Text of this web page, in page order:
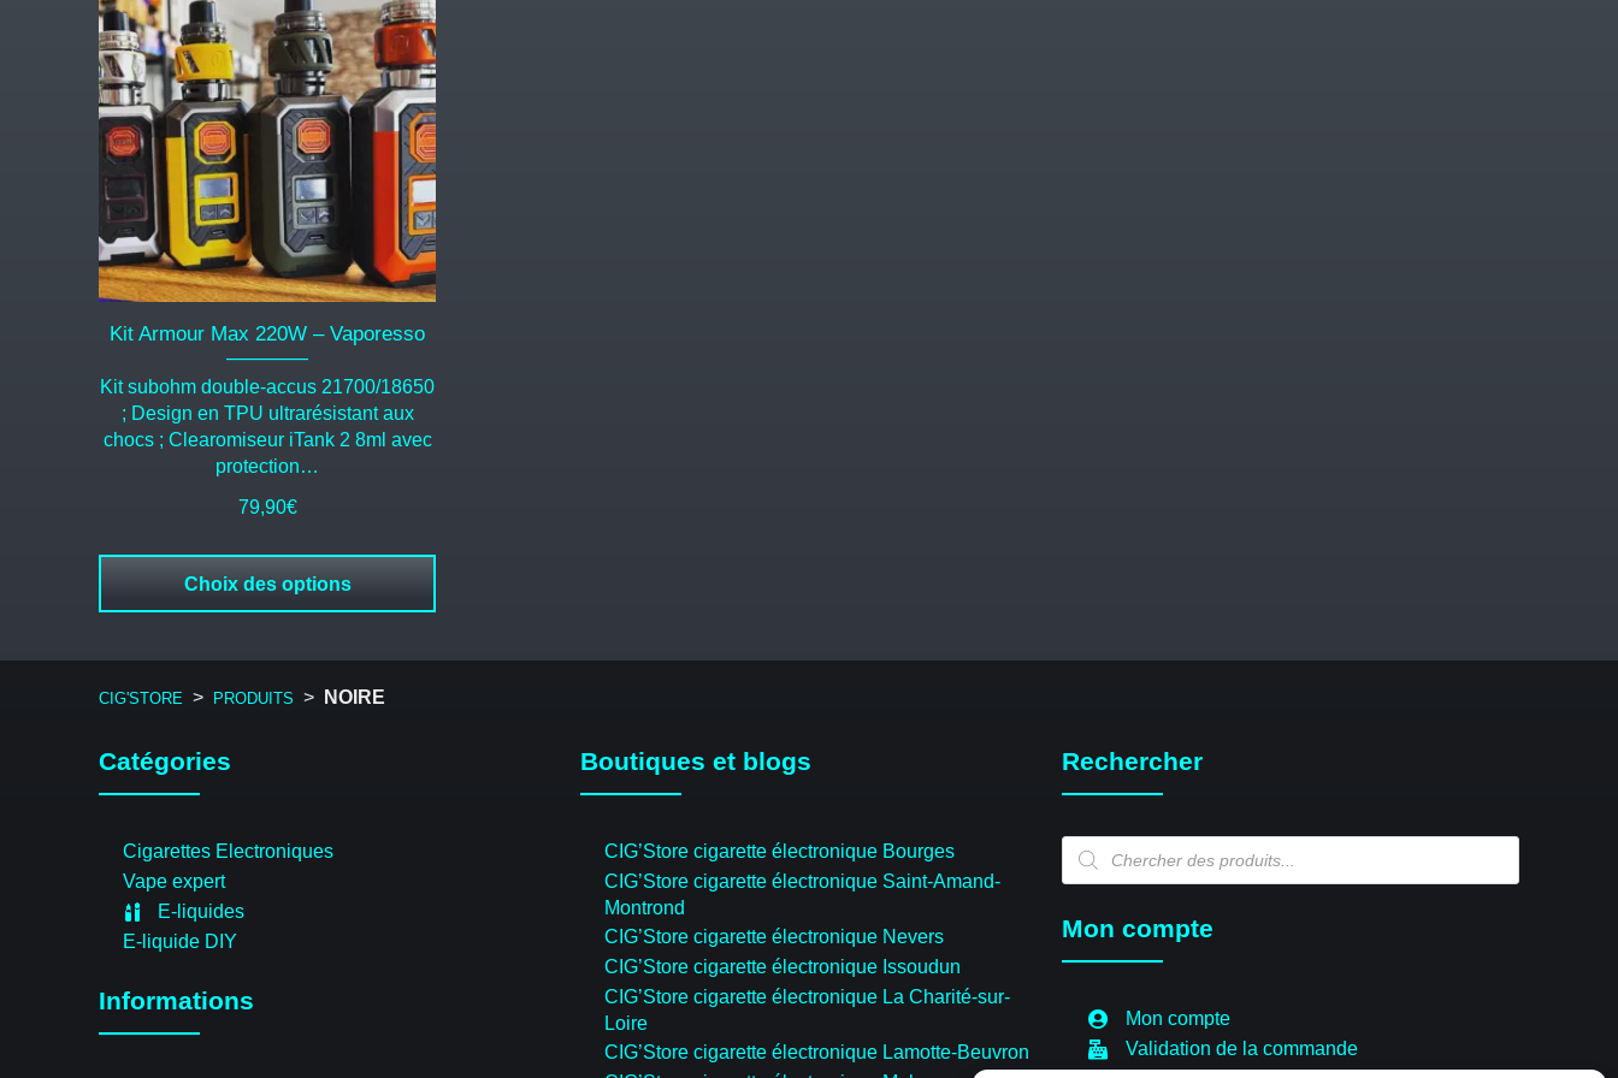
Kit Armour Max 220W – Vaporesso
Kit subohm double-accus 21700/18650
; Design en TPU ultrarésistant aux
chocs ; Clearomiseur iTank 2 8ml avec
protection…
79,90€
Choix des options
a
plusieurs
variations.
Les
options
peuvent
être
choisies
sur
la
page
produit
CIG'STORE > PRODUITS > NOIRE
Catégories
Cigarettes Electroniques
Vape expert
E-liquides
E-liquide DIY
Informations
Boutiques et blogs
CIG’Store cigarette électronique Bourges
CIG’Store cigarette électronique Saint-Amand-
Montrond
CIG’Store cigarette électronique Nevers
CIG’Store cigarette électronique Issoudun
CIG’Store cigarette électronique La Charité-sur-
Loire
CIG’Store cigarette électronique Lamotte-Beuvron
Rechercher
Recherche
Mon compte
Mon compte
Validation de la commande